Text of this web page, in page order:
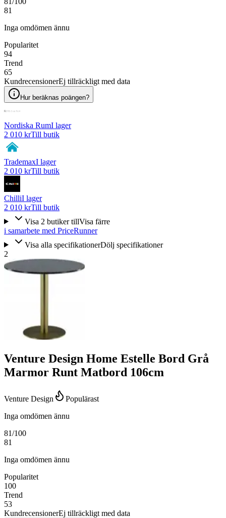
81
Inga omdömen ännu
Popularitet
94
Trend
65
KundrecensionerEj tillräckligt med data
Hur beräknas poängen?
Nordiska RumI lager
2 010 krTill butik
TrademaxI lager
2 010 krTill butik
ChilliI lager
2 010 krTill butik
Visa 2 butiker tillVisa färre
i samarbete med PriceRunner
Visa alla specifikationerDölj specifikationer
2
Venture Design Home Estelle Bord Grå
Marmor Runt Matbord 106cm
Venture Design
Populärast
Inga omdömen ännu
81/100
81
Inga omdömen ännu
Popularitet
100
Trend
53
KundrecensionerEj tillräckligt med data